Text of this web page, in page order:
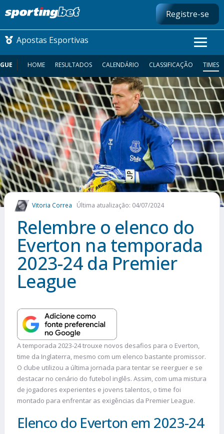
Registre-se
Apostas Esportivas
CONMEBOL LIBERTADORES
FUTEBOL NACIONAL
FUTEBOL INTERNACIONAL
COMO APOSTAR
MAIS ESPORTES
HOME RESULTADOS CALENDÁRIO CLASSIFICAÇÃO TIMES
Vitoria Correa Última atualização: 04/07/2024
Relembre o elenco do
Everton na temporada
2023-24 da Premier
League
A temporada 2023-24 trouxe novos desafios para o Everton,
time da Inglaterra, mesmo com um elenco bastante promissor.
O clube utilizou a última jornada para tentar se reerguer e se
destacar no cenário do futebol inglês. Assim, com uma mistura
de jogadores experientes e jovens talentos, o time foi
montado para enfrentar as exigências da Premier League.
Elenco do Everton em 2023-24